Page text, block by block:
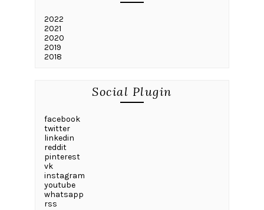
2022
2021
2020
2019
2018
Social Plugin
facebook
twitter
linkedin
reddit
pinterest
vk
instagram
youtube
whatsapp
rss